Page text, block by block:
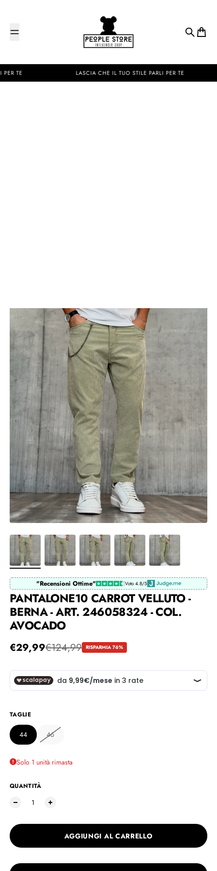
Cerca
TE LASCIA CHE IL TUO STILE PARLI PER TE
"Recensioni Ottime" Voto 4.8/5
PANTALONE10 CARROT VELLUTO -
BERNA - ART. 246058324 - COL.
AVOCADO
Prezzo in offerta
€29,99
Prezzo regolare
€124,99 RISPARMIA 76%
TAGLIE
44 46
Solo 1 unità rimasta
QUANTITÀ
AGGIUNGI AL CARRELLO